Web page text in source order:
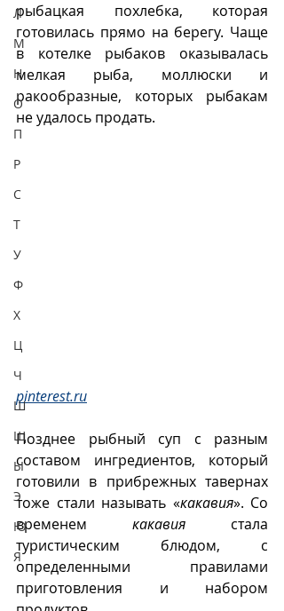
Л
М
Н
О
П
Р
С
Т
У
Ф
Х
Ц
Ч
Ш
Щ
Ы
Э
Ю
Я
рыбацкая похлебка, которая
готовилась прямо на берегу. Чаще
в котелке рыбаков оказывалась
мелкая рыба, моллюски и
ракообразные, которых рыбакам
не удалось продать.
pinterest.ru
Позднее рыбный суп с разным
составом ингредиентов, который
готовили в прибрежных тавернах
тоже стали называть «какавия». Со
временем какавия стала
туристическим блюдом, с
определенными правилами
приготовления и набором